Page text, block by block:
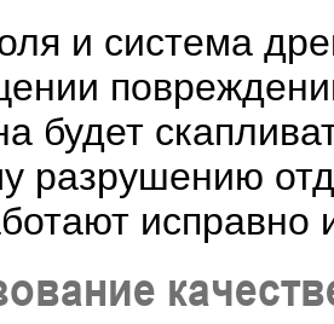
и система
будет
разрушению
исправно